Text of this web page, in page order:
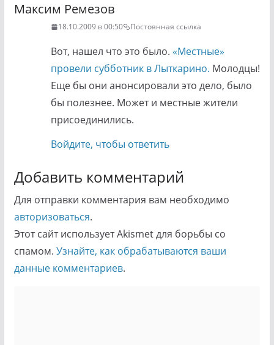
Максим Ремезов
18.10.2009 в 00:50 Постоянная ссылка
Вот, нашел что это было. «Местные»
провели субботник в Лыткарино. Молодцы!
Еще бы они анонсировали это дело, было
бы полезнее. Может и местные жители
присоединились.
Войдите, чтобы ответить
Добавить комментарий
Для отправки комментария вам необходимо
авторизоваться.
Этот сайт использует Akismet для борьбы со
спамом. Узнайте, как обрабатываются ваши
данные комментариев.